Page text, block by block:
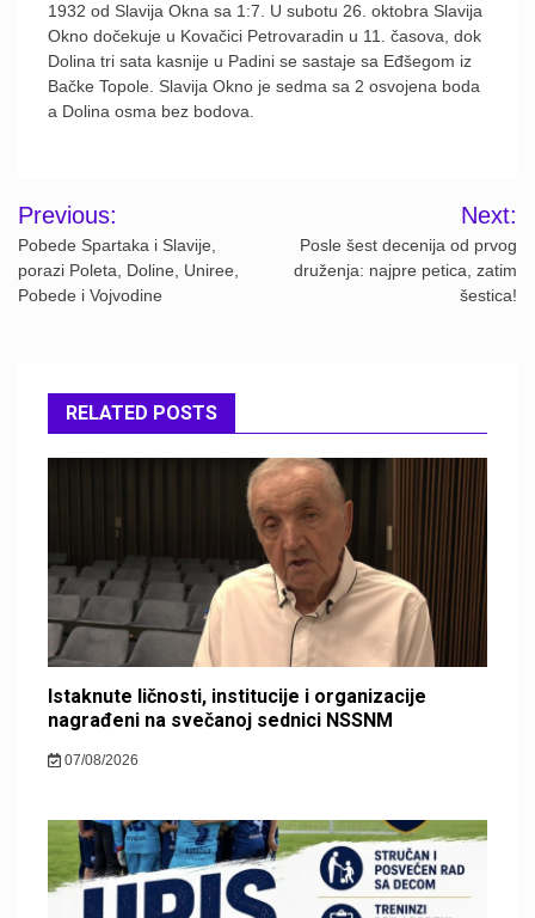
1932 od Slavija Okna sa 1:7. U subotu 26. oktobra Slavija
Okno dočekuje u Kovačici Petrovaradin u 11. časova, dok
Dolina tri sata kasnije u Padini se sastaje sa Eđšegom iz
Bačke Topole. Slavija Okno je sedma sa 2 osvojena boda
a Dolina osma bez bodova.
Post
navigation
Previous:
Pobede Spartaka i Slavije,
porazi Poleta, Doline, Uniree,
Pobede i Vojvodine
Next:
Posle šest decenija od prvog
druženja: najpre petica, zatim
šestica!
RELATED POSTS
Istaknute ličnosti, institucije i organizacije
nagrađeni na svečanoj sednici NSSNM
07/08/2026